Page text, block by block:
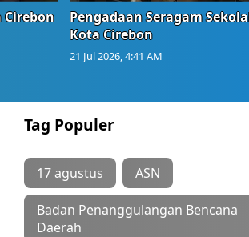
Cirebon
Pengadaan Seragam
Kota Cirebon
21 Jul 2026, 4:41 AM
Tag Populer
17 agustus ASN
Badan Penanggulangan Bencana
Daerah